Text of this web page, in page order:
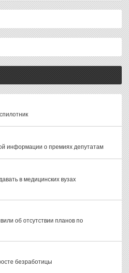
информации о премиях депутатам
в медицинских вузах
об отсутствии планов по
безработицы